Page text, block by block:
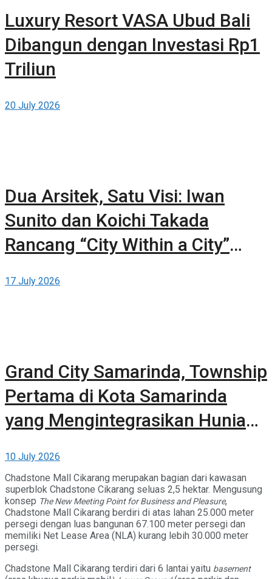
Luxury Resort VASA Ubud Bali
Dibangun dengan Investasi Rp1
Triliun
20 July 2026
Dua Arsitek, Satu Visi: Iwan
Sunito dan Koichi Takada
Rancang “City Within a City”
17 July 2026
Grand City Samarinda, Township
Pertama di Kota Samarinda
yang Mengintegrasikan Hunian,
Hijau
10 July 2026
Chadstone Mall Cikarang merupakan bagian dari kawasan
superblok Chadstone Cikarang seluas 2,5 hektar. Mengusung
konsep The New Meeting Point for Business and Pleasure,
Chadstone Mall Cikarang berdiri di atas lahan 25.000 meter
persegi dengan luas bangunan 67.100 meter persegi dan
memiliki Net Lease Area (NLA) kurang lebih 30.000 meter
persegi.
Chadstone Mall Cikarang terdiri dari 6 lantai yaitu basement